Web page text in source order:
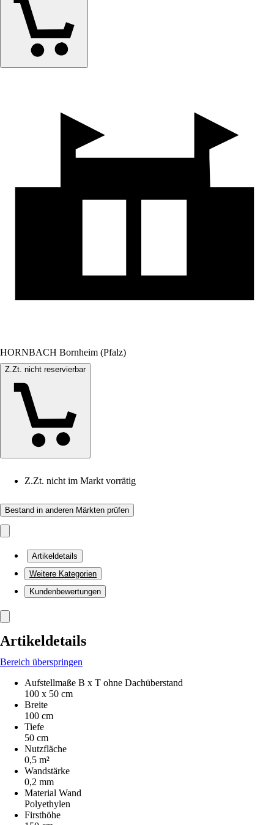
HORNBACH Bornheim (Pfalz)
Z.Zt. nicht reservierbar
Z.Zt. nicht im Markt vorrätig
Bestand in anderen Märkten prüfen
Artikeldetails
Weitere Kategorien
Kundenbewertungen
Artikeldetails
Bereich überspringen
Aufstellmaße B x T ohne Dachüberstand
100 x 50 cm
Breite
100 cm
Tiefe
50 cm
Nutzfläche
0,5 m²
Wandstärke
0,2 mm
Material Wand
Polyethylen
Firsthöhe